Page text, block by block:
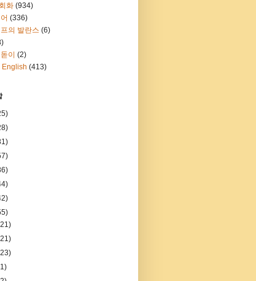
화 (934)
(336)
의 발란스 (6)
이 (2)
English (413)